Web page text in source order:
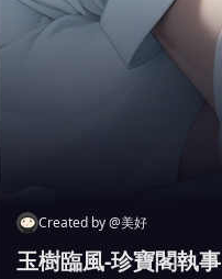
Created by@美好
玉樹臨風-珍寶閣執事